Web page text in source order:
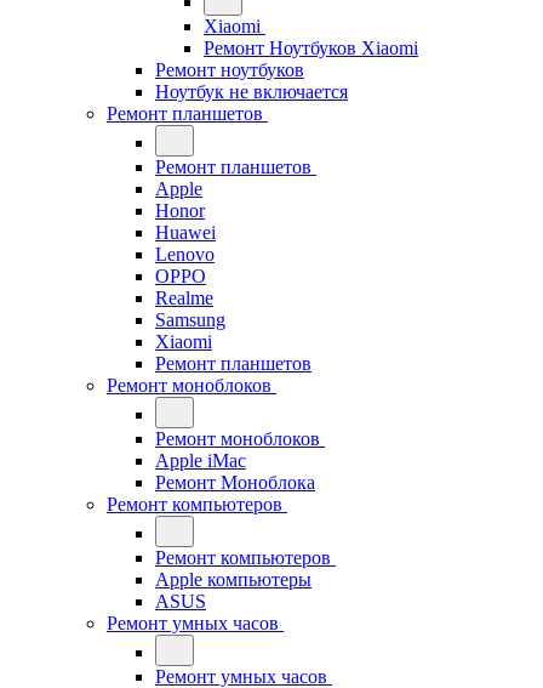
Xiaomi
Ремонт Ноутбуков Xiaomi
Ремонт ноутбуков
Ноутбук не включается
Ремонт планшетов
Ремонт планшетов
Apple
Honor
Huawei
Lenovo
OPPO
Realme
Samsung
Xiaomi
Ремонт планшетов
Ремонт моноблоков
Ремонт моноблоков
Apple iMac
Ремонт Моноблока
Ремонт компьютеров
Ремонт компьютеров
Apple компьютеры
ASUS
Ремонт умных часов
Ремонт умных часов